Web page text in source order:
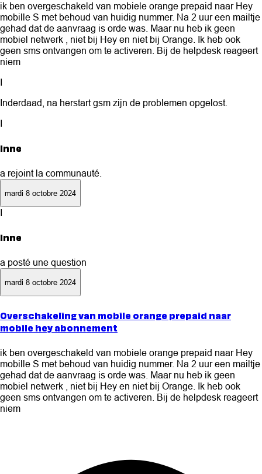
ik ben overgeschakeld van mobiele orange prepaid naar Hey
mobille S met behoud van huidig nummer. Na 2 uur een mailtje
gehad dat de aanvraag is orde was. Maar nu heb ik geen
mobiel netwerk , niet bij Hey en niet bij Orange. Ik heb ook
geen sms ontvangen om te activeren. Bij de helpdesk reageert
niem
I
Inderdaad, na herstart gsm zijn de problemen opgelost.
I
Inne
a rejoint la communauté.
mardi 8 octobre 2024
I
Inne
a posté une question
mardi 8 octobre 2024
Overschakeling van mobile orange prepaid naar
mobile hey abonnement
ik ben overgeschakeld van mobiele orange prepaid naar Hey
mobille S met behoud van huidig nummer. Na 2 uur een mailtje
gehad dat de aanvraag is orde was. Maar nu heb ik geen
mobiel netwerk , niet bij Hey en niet bij Orange. Ik heb ook
geen sms ontvangen om te activeren. Bij de helpdesk reageert
niem